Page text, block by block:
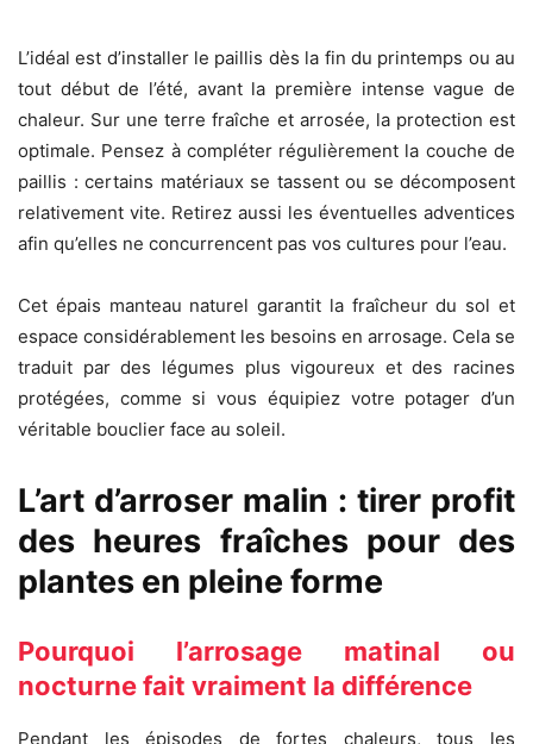
L’idéal est d’installer le paillis dès la fin du printemps ou au
tout début de l’été, avant la première intense vague de
chaleur. Sur une terre fraîche et arrosée, la protection est
optimale. Pensez à compléter régulièrement la couche de
paillis : certains matériaux se tassent ou se décomposent
relativement vite. Retirez aussi les éventuelles adventices
afin qu’elles ne concurrencent pas vos cultures pour l’eau.
Cet épais manteau naturel garantit la fraîcheur du sol et
espace considérablement les besoins en arrosage. Cela se
traduit par des légumes plus vigoureux et des racines
protégées, comme si vous équipiez votre potager d’un
véritable bouclier face au soleil.
L’art d’arroser malin : tirer profit
des heures fraîches pour des
plantes en pleine forme
Pourquoi l’arrosage matinal ou
nocturne fait vraiment la différence
Pendant les épisodes de fortes chaleurs, tous les